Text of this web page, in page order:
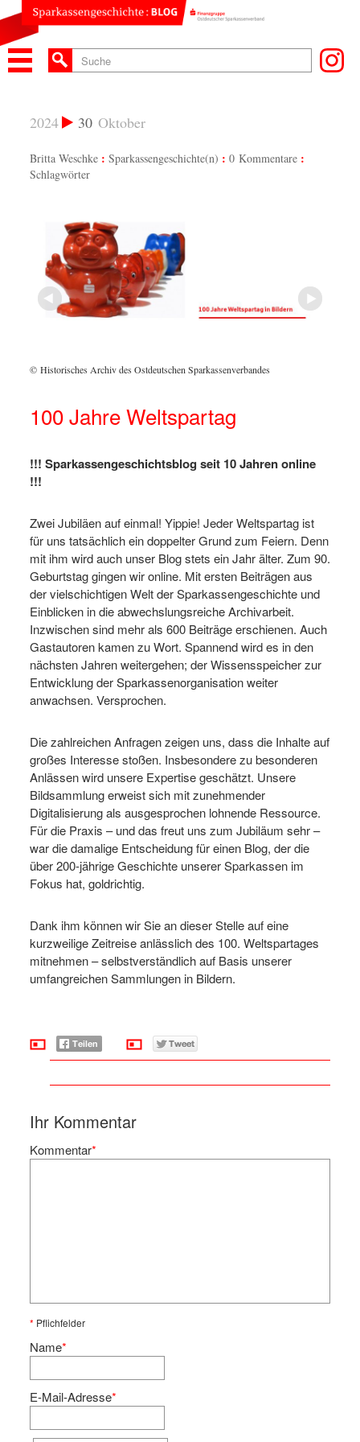
30 Oktober
2024
Britta Weschke Sparkassengeschichte(n)
0 Kommentare
Schlagwörter
© Historisches Archiv des Ostdeutschen Sparkassenverbandes
100 Jahre Weltspartag
!!! Sparkassengeschichtsblog seit 10 Jahren online
!!!
Zwei Jubiläen auf einmal! Yippie! Jeder Weltspartag ist
für uns tatsächlich ein doppelter Grund zum Feiern. Denn
mit ihm wird auch unser Blog stets ein Jahr älter. Zum 90.
Geburtstag gingen wir online. Mit ersten Beiträgen aus
der vielschichtigen Welt der Sparkassengeschichte und
Einblicken in die abwechslungsreiche Archivarbeit.
Inzwischen sind mehr als 600 Beiträge erschienen. Auch
Gastautoren kamen zu Wort. Spannend wird es in den
nächsten Jahren weitergehen; der Wissensspeicher zur
Entwicklung der Sparkassenorganisation weiter
anwachsen. Versprochen.
Die zahlreichen Anfragen zeigen uns, dass die Inhalte auf
großes Interesse stoßen. Insbesondere zu besonderen
Anlässen wird unsere Expertisegeschätzt. Unsere
Bildsammlung erweist sich mit zunehmender
Digitalisierung als ausgesprochen lohnende Ressource.
Für die Praxis – und das freut uns zum Jubiläum sehr –
war die damalige Entscheidung für einen Blog, der die
über 200-jährige Geschichte unserer Sparkassen im
Fokus hat, goldrichtig.
Dank ihm können wir Sie an dieser Stelle auf eine
kurzweilige Zeitreise anlässlich des 100. Weltspartages
mitnehmen – selbstverständlich auf Basis unserer
umfangreichen Sammlungen in Bildern.
Ihr Kommentar
Kommentar*
* Pflichfelder
Name*
E-Mail-Adresse*